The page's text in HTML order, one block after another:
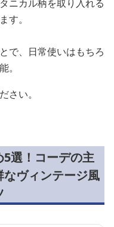
ニカル柄を取り入れる
す。
で、日常使いはもちろ
。
さい。
選！コーデの主
ヴィンテージ風